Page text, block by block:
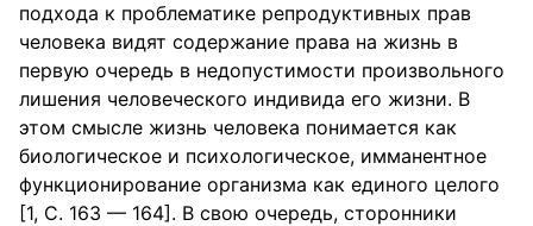
подхода к проблематике репродуктивных прав
человека видят содержание права на жизнь в
первую очередь в недопустимости произвольного
лишения человеческого индивида его жизни. В
этом смысле жизнь человека понимается как
биологическое и психологическое, имманентное
функционирование организма как единого целого
[1, С. 163 — 164]. В свою очередь, сторонники